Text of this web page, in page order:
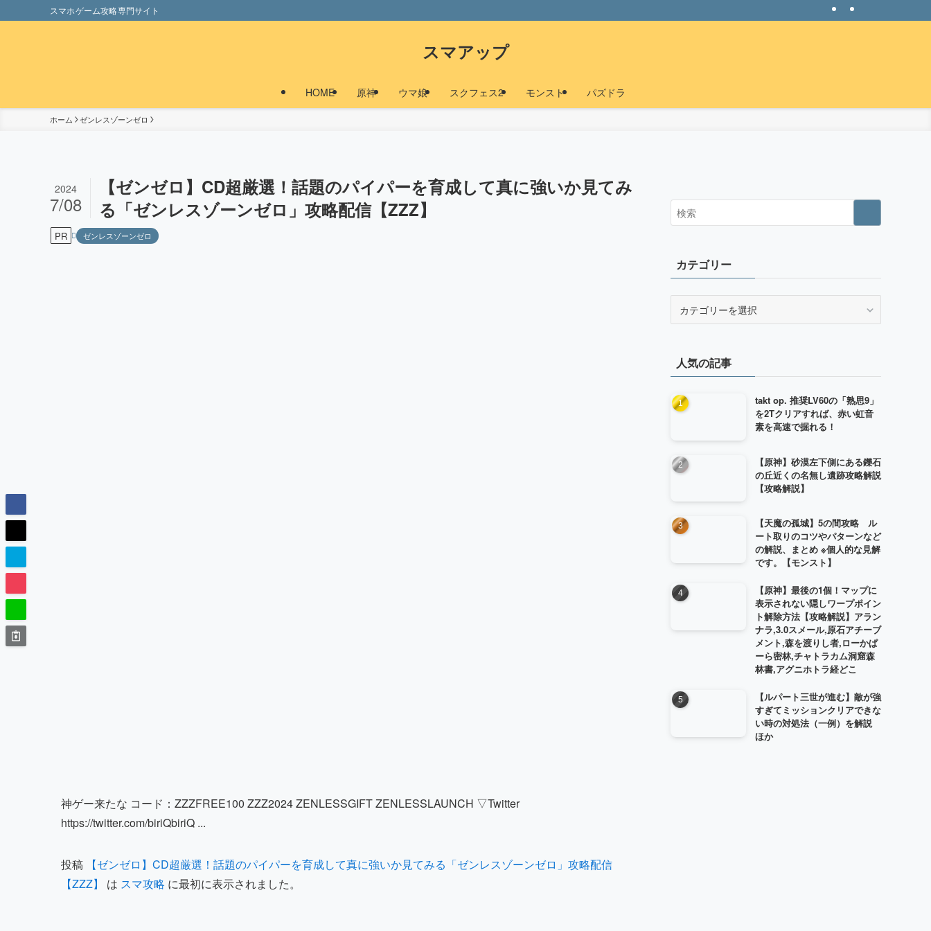
スマホゲーム攻略専門サイト
スマアップ
HOME 原神 ウマ娘 スクフェス2 モンスト パズドラ
ホーム ゼンレスゾーンゼロ
【ゼンゼロ】CD超厳選！話題のパイパーを育成して真に強いか見てみ
る「ゼンレスゾーンゼロ」攻略配信【ZZZ】
2024
7/08
PR ゼンレスゾーンゼロ
神ゲー来たな コード：ZZZFREE100 ZZZ2024 ZENLESSGIFT ZENLESSLAUNCH ▽Twitter
https://twitter.com/biriQbiriQ ...
投稿
【ゼンゼロ】CD超厳選！話題のパイパーを育成して真に強いか見てみる「ゼンレスゾーンゼロ」攻略配信
【ZZZ】
は スマ攻略 に最初に表示されました。
カテゴリー
ー人気の記事
takt op. 推奨LV60の「熟思9」
を2Tクリアすれば、赤い虹音
素を高速で掘れる！
【原神】砂漠左下側にある鑠石
の丘近くの名無し遺跡攻略解説
【攻略解説】
【天魔の孤城】5の間攻略 ル
ート取りのコツやパターンなど
の解説、まとめ ※個人的な見解
です。【モンスト】
【原神】最後の1個！マップに
表示されない隠しワープポイン
ト解除方法【攻略解説】アラン
ナラ,3.0スメール,原石アチーブ
メント,森を渡りし者,ローかぱ
ーら密林,チャトラカム洞窟森
林書,アグニホトラ経どこ
【ルパート三世が進む】敵が強
すぎてミッションクリアできな
い時の対処法（一例）を解説
ほか